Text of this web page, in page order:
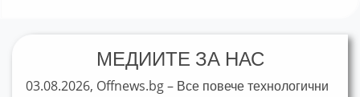
МЕДИИТЕ ЗА НАС
03.08.2026, Offnews.bg – Все повече технологични